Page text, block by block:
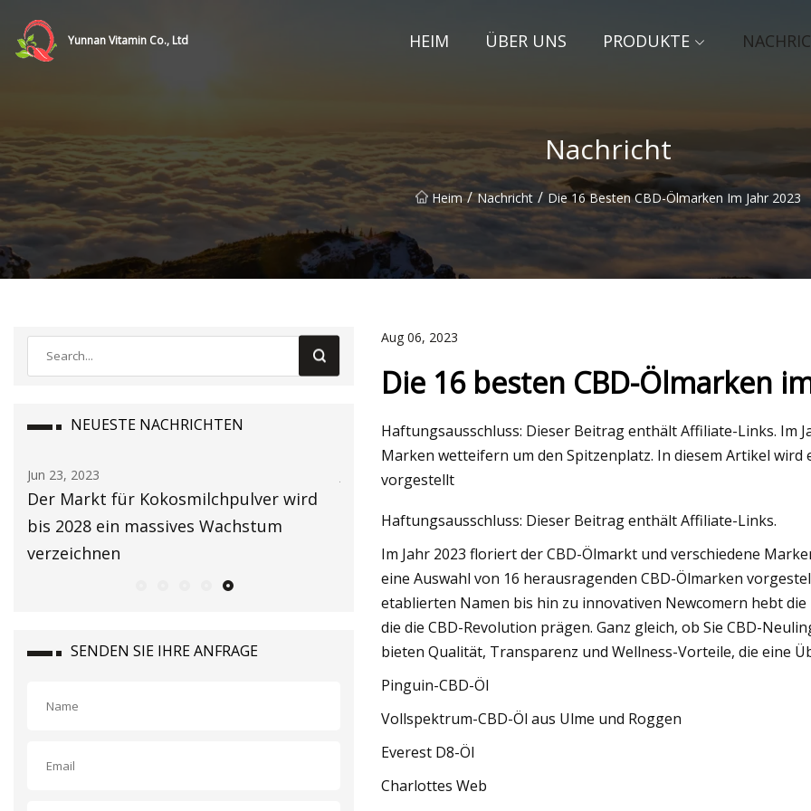
Yunnan Vitamin Co., Ltd HEIM ÜBER UNS PRODUKTE
Nachricht
Heim / Nachricht / Die 16 Besten CBD-Ölmarken Im Jahr 2023
NEUESTE NACHRICHTEN
Jun 23, 2023
Der Markt für Kokosmilchpulver wird
bis 2028 ein massives Wachstum
verzeichnen
Jun 15, 2023
SENDEN SIE IHRE ANFRAGE
Aug 06, 2023
Die 16 besten CBD-Ölmarken
Haftungsausschluss: Dieser Beitrag enthält Affiliate-Links. Im
Marken wetteifern um den Spitzenplatz. In diesem Artikel wird
vorgestellt
Haftungsausschluss: Dieser Beitrag enthält Affiliate-Links.
Im Jahr 2023 floriert der CBD-Ölmarkt und verschiedene
eine Auswahl von 16 herausragenden CBD-Ölmarken
etablierten Namen bis hin zu innovativen Newcomern hebt
die die CBD-Revolution prägen. Ganz gleich, ob Sie CBD-
bieten Qualität, Transparenz und Wellness-Vorteile, die eine
Pinguin-CBD-Öl
Vollspektrum-CBD-Öl aus Ulme und Roggen
Everest D8-Öl
Charlottes Web